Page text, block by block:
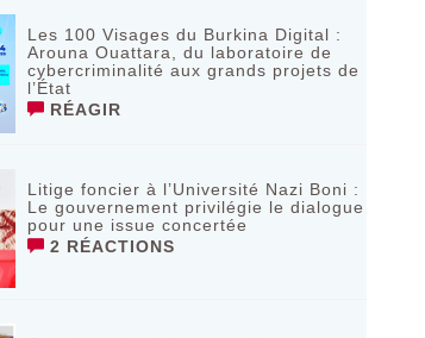
Les 100 Visages du Burkina Digital :
Arouna Ouattara, du laboratoire de
cybercriminalité aux grands projets de
l’État
RÉAGIR
Litige foncier à l’Université Nazi Boni :
Le gouvernement privilégie le dialogue
pour une issue concertée
2 RÉACTIONS